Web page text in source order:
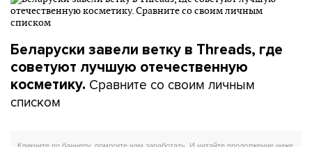
Беларуски завели ветку в Threads, где
советуют лучшую отечественную
косметику. Сравните со своим личным
списком